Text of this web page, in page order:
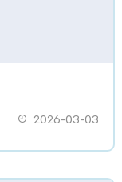
2026-03-03